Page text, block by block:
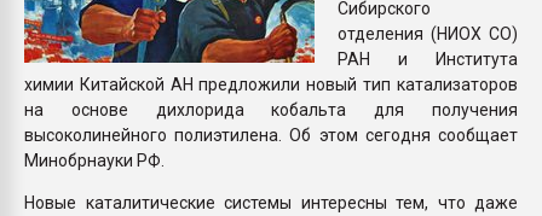
Сибирского
отделения (НИОХ СО)
РАН и Института
химии Китайской АН предложили новый тип катализаторов
на основе дихлорида кобальта для получения
высоколинейного полиэтилена. Об этом сегодня сообщает
Минобрнауки РФ.
Новые каталитические системы интересны тем, что даже